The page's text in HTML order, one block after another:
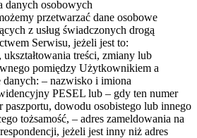
danych osobowych
przetwarzać dane osobowe
z usług świadczonych drogą
Serwisu, jeżeli jest to:
treści, zmiany lub
pomiędzy Użytkownikiem a
danych: – nazwisko i imiona
PESEL lub – gdy ten numer
paszportu, dowodu osobistego lub innego
tożsamość, – adres zameldowania na
jeżeli jest inny niż adres